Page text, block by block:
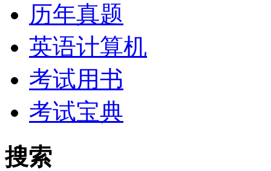
历年真题
英语计算机
考试用书
考试宝典
搜索